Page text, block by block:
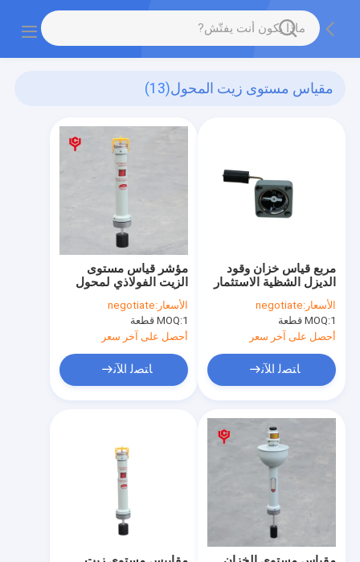
مقياس مستوى زيت المحول(13)
مؤشر قياس مستوى
الزيت الفولاذي لمحول
مغمور بالزيت
الأسعار:negotiate
MOQ:1 قطعة
أحصل على آخر سعر
ﺎﺘﺼﻟ ﺍﻶﻧ
مربع قياس خزان وقود
الديزل الشظية الاستثمار
صب الشد
الأسعار:negotiate
MOQ:1 قطعة
أحصل على آخر سعر
ﺎﺘﺼﻟ ﺍﻶﻧ